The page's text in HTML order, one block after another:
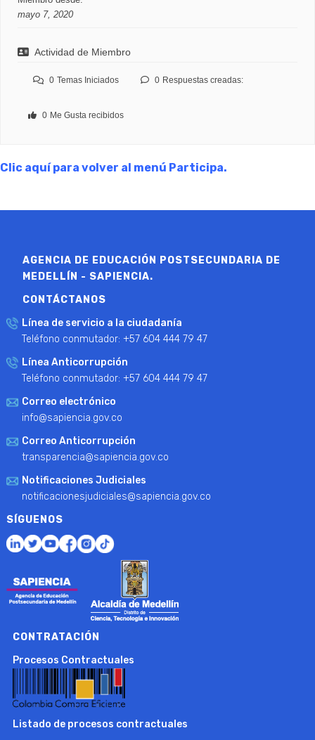
mayo 7, 2020
Actividad de Miembro
0 Temas Iniciados 0 Respuestas creadas:
0 Me Gusta recibidos
Clic aquí para volver al menú Participa.
AGENCIA DE EDUCACIÓN POSTSECUNDARIA DE
MEDELLÍN - SAPIENCIA.
CONTÁCTANOS
Línea de servicio a la ciudadanía
Teléfono conmutador: +57 604 444 79 47
Línea Anticorrupción
Teléfono conmutador: +57 604 444 79 47
Correo electrónico
info@sapiencia.gov.co
Correo Anticorrupción
transparencia@sapiencia.gov.co
Notificaciones Judiciales
notificacionesjudiciales@sapiencia.gov.co
SÍGUENOS
CONTRATACIÓN
Procesos Contractuales
Listado de procesos contractuales